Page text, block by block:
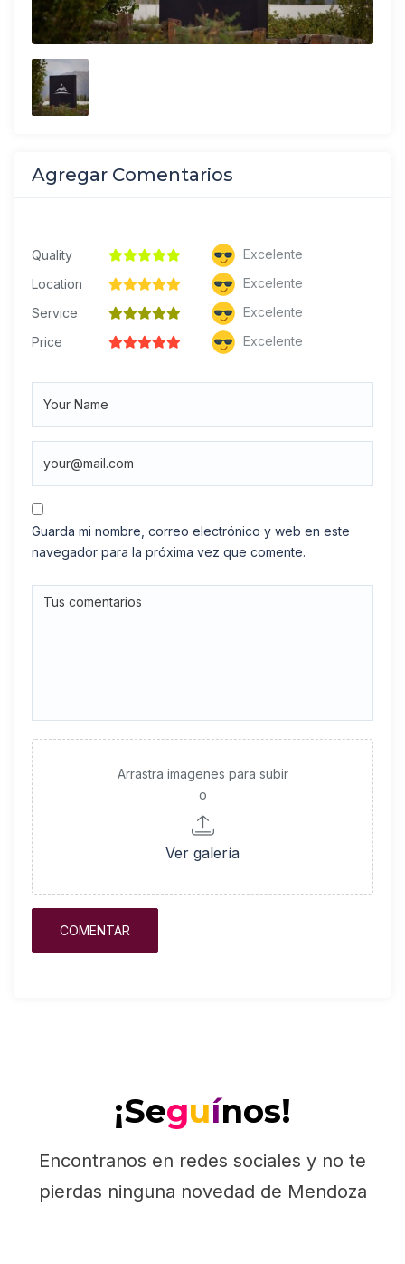
Agregar Comentarios
Quality
Excelente
Location
Excelente
Service
Excelente
Price
Excelente
Guarda mi nombre, correo electrónico y web en este
navegador para la próxima vez que comente.
Arrastra imagenes para subir
o
Ver galería
¡Seguínos!
Encontranos en redes sociales y no te
pierdas ninguna novedad de Mendoza